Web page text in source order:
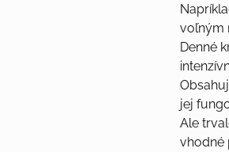
voľným
Denné
jej
Ale
vhodné